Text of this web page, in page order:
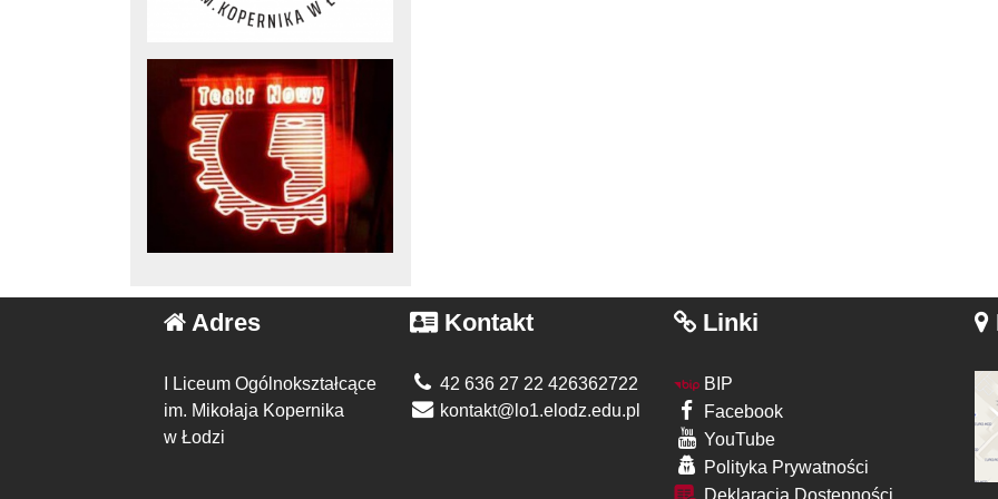
Adres
I Liceum Ogólnokształcące
im. Mikołaja Kopernika
w Łodzi
Kontakt
42 636 27 22 426362722
kontakt@lo1.elodz.edu.pl
Linki
BIP
Facebook
YouTube
Polityka Prywatności